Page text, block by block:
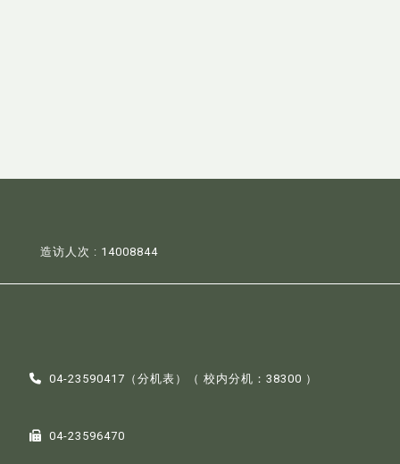
造访人次 : 14008844
04-23590417（分机表 ）（ 校内分机：38300 ）
04-23596470